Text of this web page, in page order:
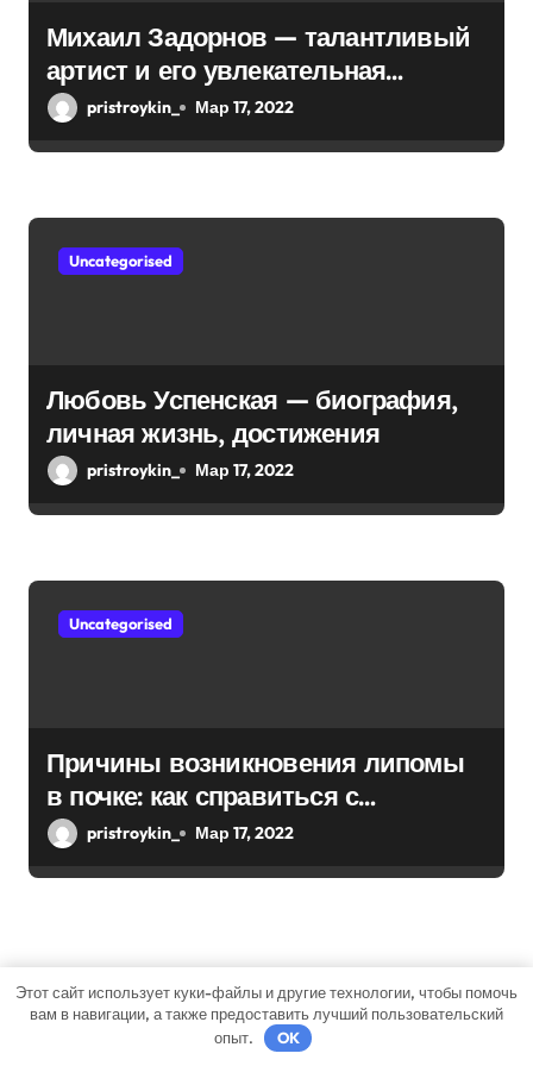
и
я
м
Михаил Задорнов — талантливый
артист и его увлекательная
биография — выдающиеся
pristroykin_ Мар 17, 2022
Uncategorised
Любовь Успенская — биография,
личная жизнь, достижения
pristroykin_ Мар 17, 2022
Uncategorised
Причины возникновения липомы
в почке: как справиться с
болезнью
pristroykin_ Мар 17, 2022
Добавить комментарий
Для отправки комментария вам необходимо
Этот сайт использует куки-файлы и другие технологии, чтобы помочь
вам в навигации, а также предоставить лучший пользовательский
опыт.
OK